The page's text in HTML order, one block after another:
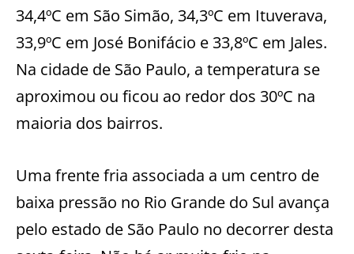
34,4ºC em São Simão, 34,3ºC em Ituverava,
33,9ºC em José Bonifácio e 33,8ºC em Jales.
Na cidade de São Paulo, a temperatura se
aproximou ou ficou ao redor dos 30ºC na
maioria dos bairros.
Uma frente fria associada a um centro de
baixa pressão no Rio Grande do Sul avança
pelo estado de São Paulo no decorrer desta